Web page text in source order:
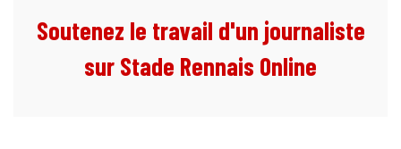
Soutenez le travail d'un journaliste
sur Stade Rennais Online